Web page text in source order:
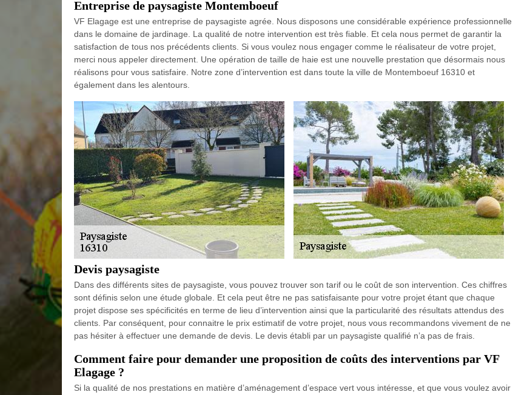
Entreprise de paysagiste Montemboeuf
VF Elagage est une entreprise de paysagiste agrée. Nous disposons une considérable expérience professionnelle
dans le domaine de jardinage. La qualité de notre intervention est très fiable. Et cela nous permet de garantir la
satisfaction de tous nos précédents clients. Si vous voulez nous engager comme le réalisateur de votre projet,
merci nous appeler directement. Une opération de taille de haie est une nouvelle prestation que désormais nous
réalisons pour vous satisfaire. Notre zone d’intervention est dans toute la ville de Montemboeuf 16310 et
également dans les alentours.
Devis paysagiste
Dans des différents sites de paysagiste, vous pouvez trouver son tarif ou le coût de son intervention. Ces chiffres
sont définis selon une étude globale. Et cela peut être ne pas satisfaisante pour votre projet étant que chaque
projet dispose ses spécificités en terme de lieu d’intervention ainsi que la particularité des résultats attendus des
clients. Par conséquent, pour connaitre le prix estimatif de votre projet, nous vous recommandons vivement de ne
pas hésiter à effectuer une demande de devis. Le devis établi par un paysagiste qualifié n’a pas de frais.
Comment faire pour demander une proposition de coûts des interventions par VF
Elagage ?
Si la qualité de nos prestations en matière d’aménagement d’espace vert vous intéresse, et que vous voulez avoir